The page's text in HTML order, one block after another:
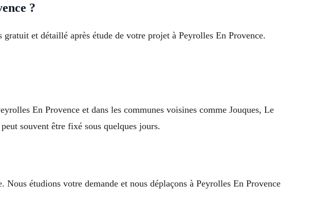
?
et détaillé après étude de votre projet à Peyrolles En Provence.
En Provence et dans les communes voisines comme Jouques, Le
souvent être fixé sous quelques jours.
étudions votre demande et nous déplaçons à Peyrolles En Provence